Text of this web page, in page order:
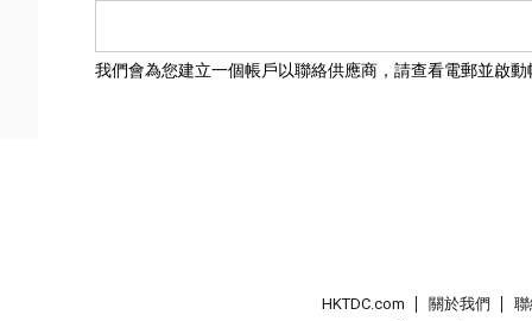
我們會為您建立一個帳戶以聯絡供應商，請查看電郵並啟動
HKTDC.com 關於我們